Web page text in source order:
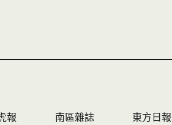
報 南區雜誌 東方日報